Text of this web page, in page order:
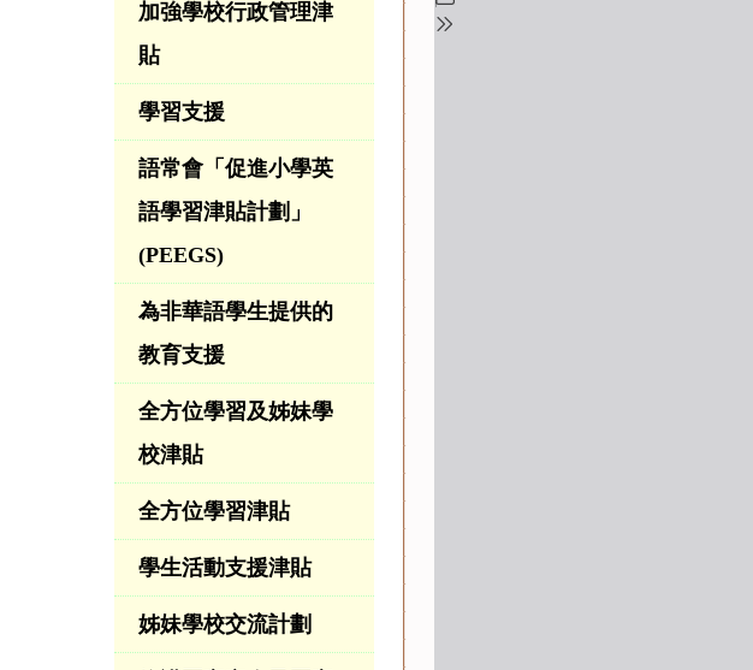
加強學校行政管理津
貼
學習支援
語常會「促進小學英
語學習津貼計劃」
(PEEGS)
為非華語學生提供的
教育支援
全方位學習及姊妹學
校津貼
全方位學習津貼
學生活動支援津貼
姊妹學校交流計劃